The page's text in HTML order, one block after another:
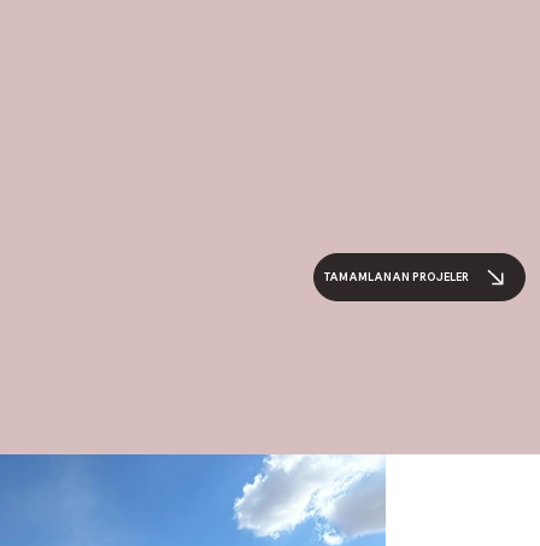
TAMAMLANAN PROJELER